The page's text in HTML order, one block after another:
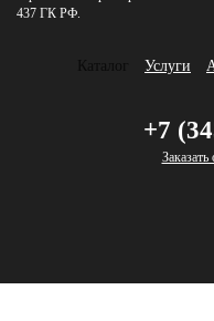
437 ГК РФ.
Услуги
+7